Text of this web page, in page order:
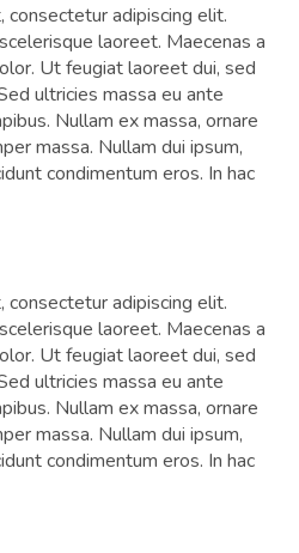
adipiscing elit.
laoreet. Maecenas a
Ut feugiat laoreet dui, sed
ultricies massa eu ante
Nullam ex massa, ornare
massa. Nullam dui ipsum,
condimentum eros. In hac
adipiscing elit.
laoreet. Maecenas a
Ut feugiat laoreet dui, sed
ultricies massa eu ante
Nullam ex massa, ornare
massa. Nullam dui ipsum,
condimentum eros. In hac